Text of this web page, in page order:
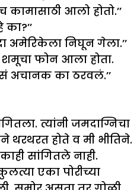
कामासाठी आलो होतो.’’
अमेरिकेला निघून गेला.’’
फोन आला होता.
अचानक का ठरवलं.’’
त्यांनी जमदाग्निचा
थरथरत होते व मी भीतिने.
सांगितले नाही.
एका पोरीच्या